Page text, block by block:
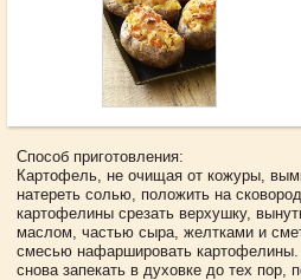
Способ приготовления:
Картофель, не очищая от кожуры,
натереть солью, положить на
картофелины срезать верхушку,
маслом, частью сыра, желтками и
смесью нафаршировать
снова запекать в духовке до тех пор,